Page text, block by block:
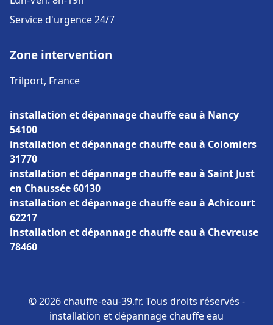
Service d'urgence 24/7
Zone intervention
Trilport, France
installation et dépannage chauffe eau à Nancy
54100
installation et dépannage chauffe eau à Colomiers
31770
installation et dépannage chauffe eau à Saint Just
en Chaussée 60130
installation et dépannage chauffe eau à Achicourt
62217
installation et dépannage chauffe eau à Chevreuse
78460
© 2026 chauffe-eau-39.fr. Tous droits réservés -
installation et dépannage chauffe eau